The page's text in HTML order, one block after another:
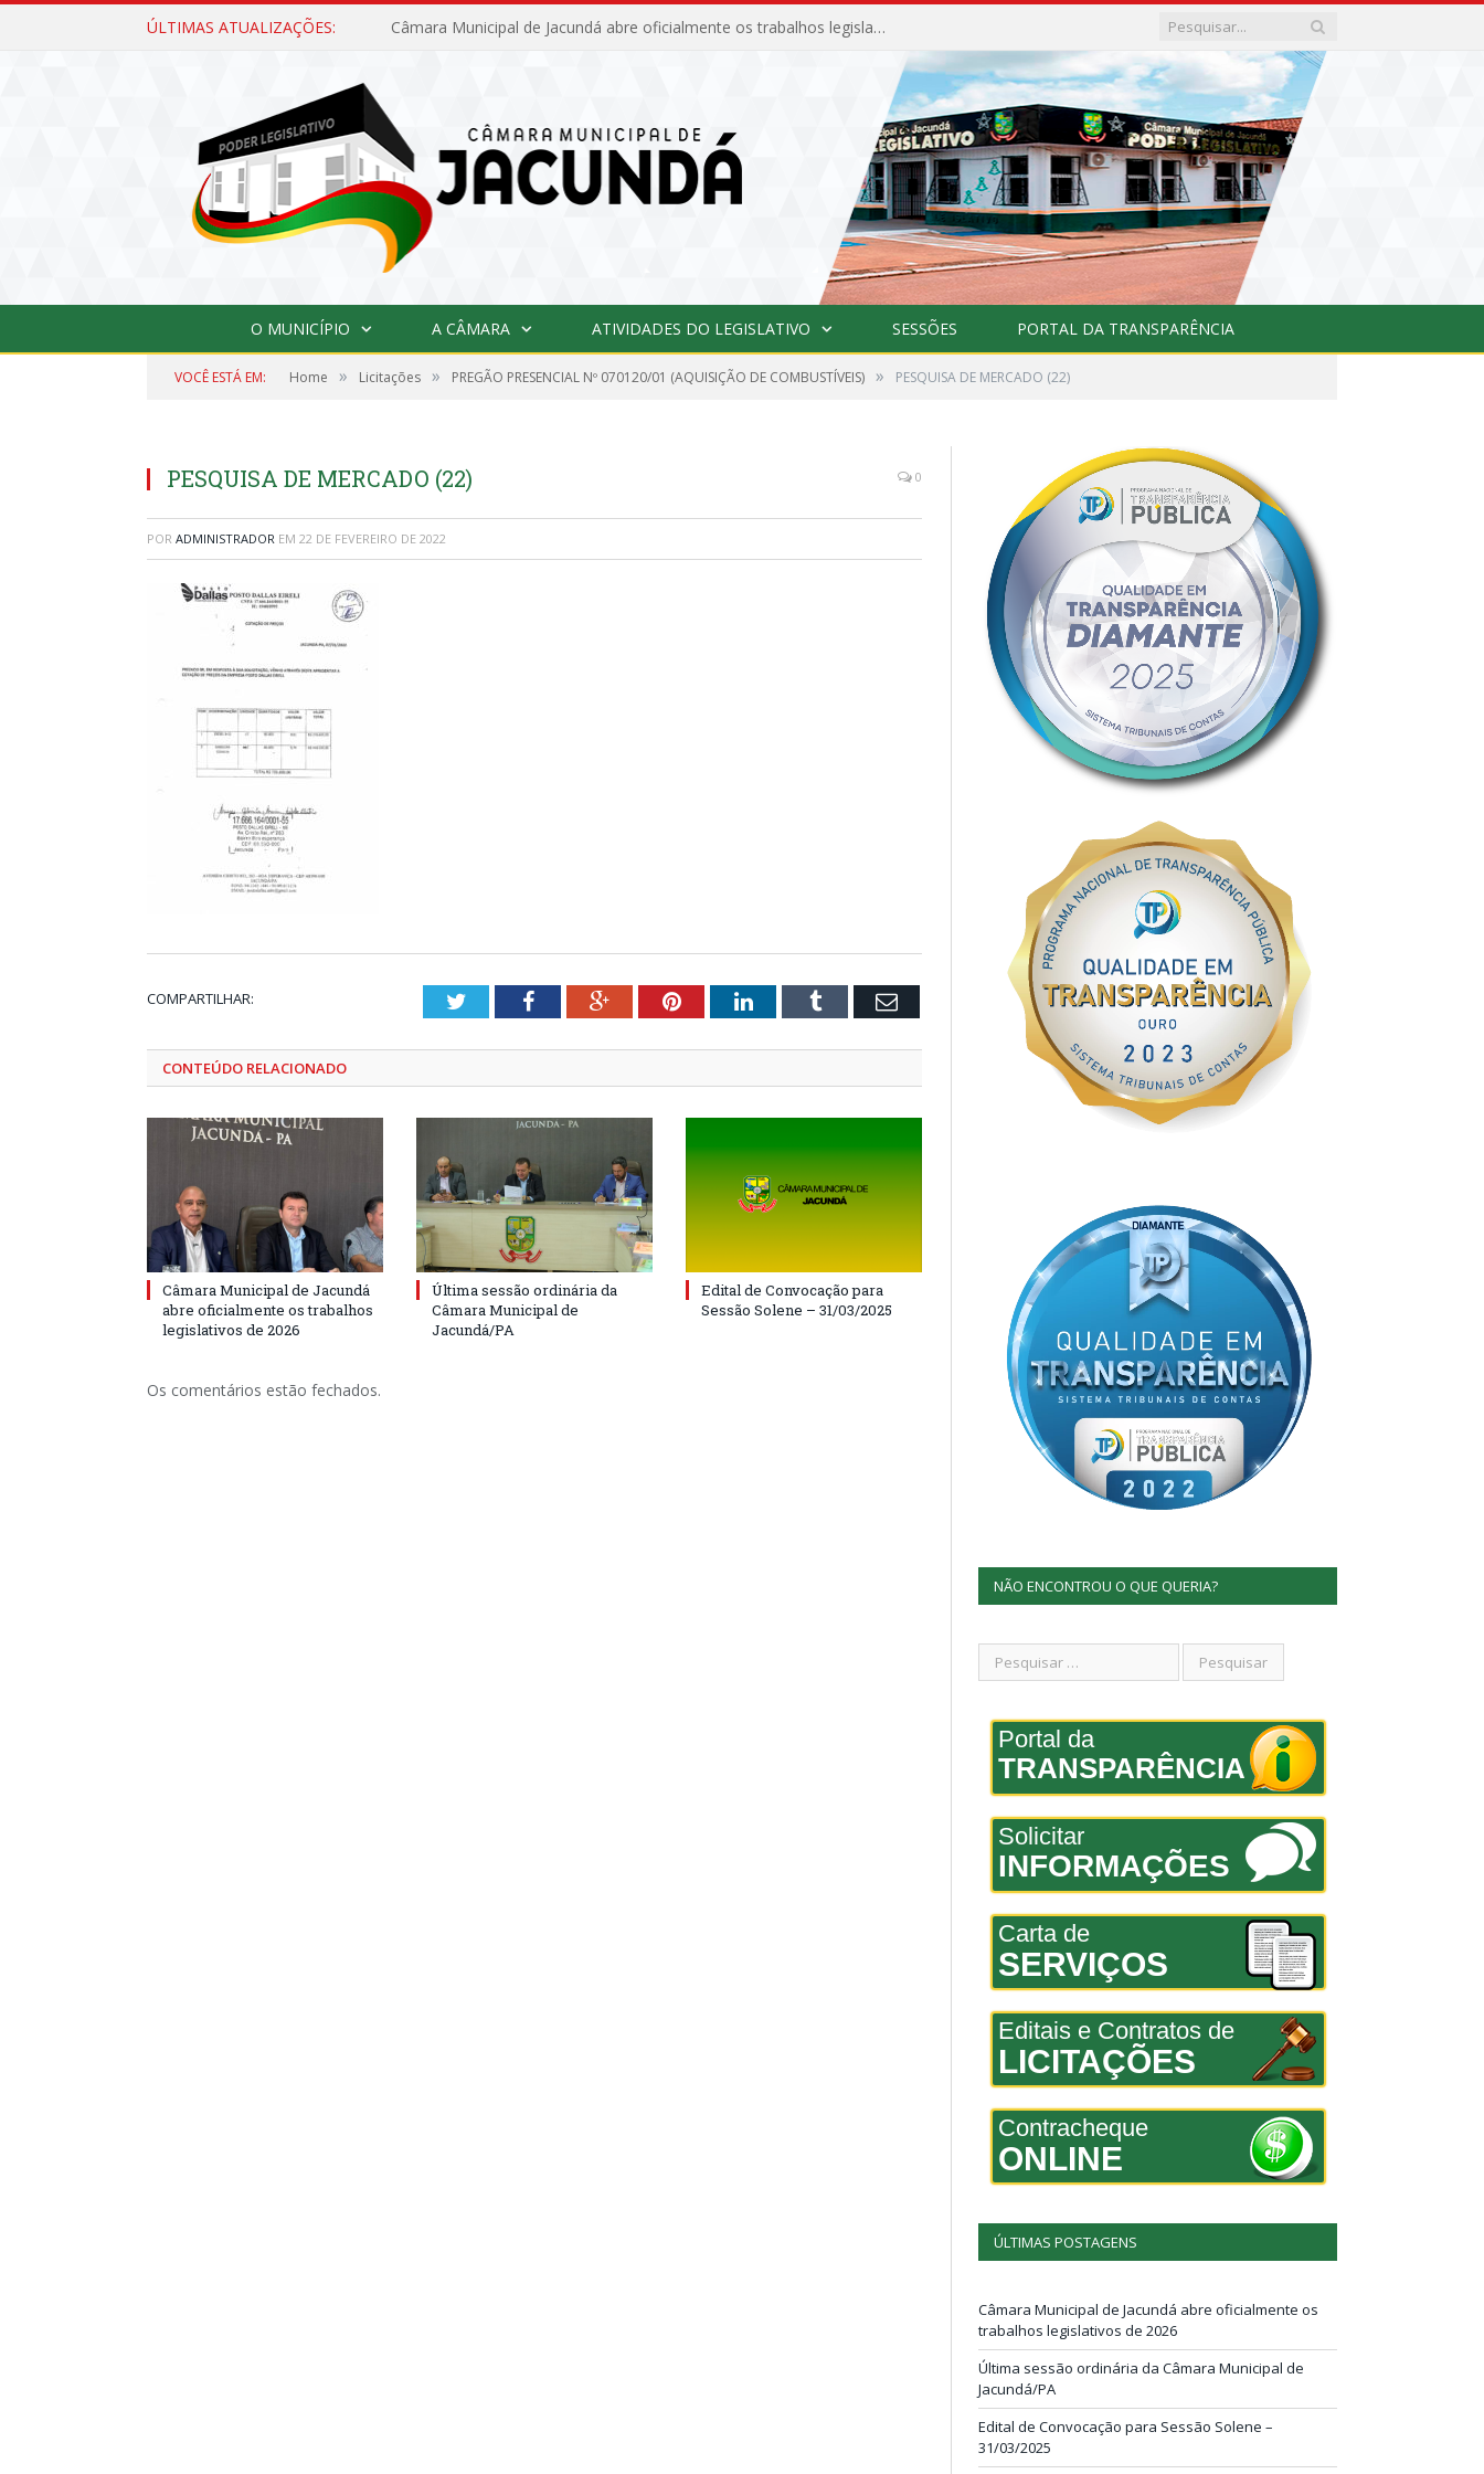
ÚLTIMAS ATUALIZAÇÕES: Câmara Municipal de Jacundá abre oficialmente os trabalhos legislativos de 2026
O MUNICÍPIO A CÂMARA ATIVIDADES DO LEGISLATIVO SESSÕES PORTAL DA TRANSPARÊNCIA
VOCÊ ESTÁ EM: Home » Licitações » PREGÃO PRESENCIAL Nº 070120/01 (AQUISIÇÃO DE COMBUSTÍVEIS) » PESQUISA DE MERCADO (22)
PESQUISA DE MERCADO (22) 0
POR ADMINISTRADOR EM 22 DE FEVEREIRO DE 2022
COMPARTILHAR: TwitterFacebookGoogle+PinterestLinkedInTumblr Email
CONTEÚDO RELACIONADO
Câmara Municipal de Jacundá
abre oficialmente os trabalhos
legislativos de 2026
Última sessão ordinária da
Câmara Municipal de
Jacundá/PA
Edital de Convocação para
Sessão Solene – 31/03/2025
Os comentários estão fechados.
NÃO ENCONTROU O QUE QUERIA?
Portal da
TRANSPARÊNCIA
Solicitar
INFORMAÇÕES
Carta de
SERVIÇOS
Editais e Contratos de
LICITAÇÕES
Contracheque
ONLINE
ÚLTIMAS POSTAGENS
Câmara Municipal de Jacundá abre oficialmente os
trabalhos legislativos de 2026
Última sessão ordinária da Câmara Municipal de
Jacundá/PA
Edital de Convocação para Sessão Solene –
31/03/2025